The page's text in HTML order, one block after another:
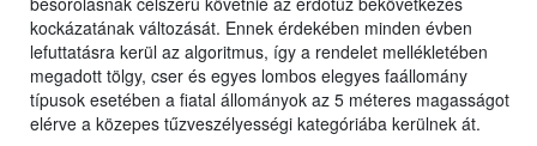
kockázatának változását. Ennek érdekében minden évben
lefuttatásra kerül az algoritmus, így a rendelet mellékletében
megadott tölgy, cser és egyes lombos elegyes faállomány
típusok esetében a fiatal állományok az 5 méteres magasságot
elérve a közepes tűzveszélyességi kategóriába kerülnek át.